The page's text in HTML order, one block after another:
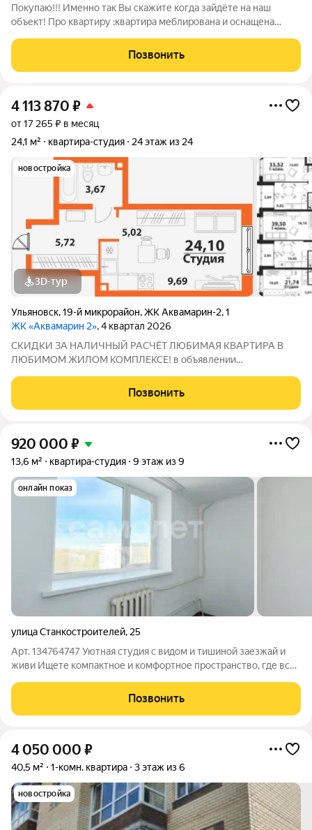
Покупаю!!! Именно так Вы скажите когда зайдёте на наш
объект! Про квартиру :квартира меблирована и оснащена
заходи и живи! просторная кухня-гостиная ремонт выполнен в
светлых тонах 4 этаж окна
Позвонить
4 113 870 ₽
от 17 265 ₽ в месяц
24,1 м²
квартира-студия 24 этаж из 24
новостройка
3D-тур
Ульяновск,19-й микрорайон,ЖК Аквамарин-2,1
ЖК «Аквамарин 2», 4 квартал 2026
СКИДКИ ЗА НАЛИЧНЫЙ РАСЧЁТ ЛЮБИМАЯ КВАРТИРА В
ЛЮБИМОМ ЖИЛОМ КОМПЛЕКСЕ! в объявлении
застройщика АКВАМАРИН 2 - современный жилой комплекс
комфорт-класса, что расположился в географическом центре
Позвонить
920 000 ₽
13,6 м² квартира-студия 9 этаж из 9
онлайн показ
улица Станкостроителей, 25
Арт. 134764747 Уютная студия с видом и тишиной заезжай и
живи Ищете компактное и комфортное пространство, где всё
выгодной инвестиции. С нами возможна ипотека от 12%. О
квартире:Квартира
Позвонить
4 050 000 ₽
40,5 м² 1-комн. квартира 3 этаж из 6
новостройка